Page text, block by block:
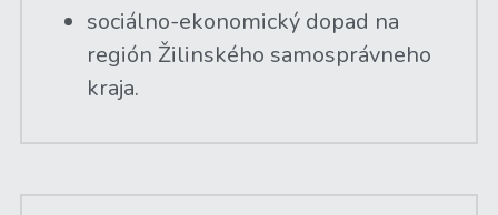
sociálno-ekonomický dopad na
región Žilinského samosprávneho
kraja.